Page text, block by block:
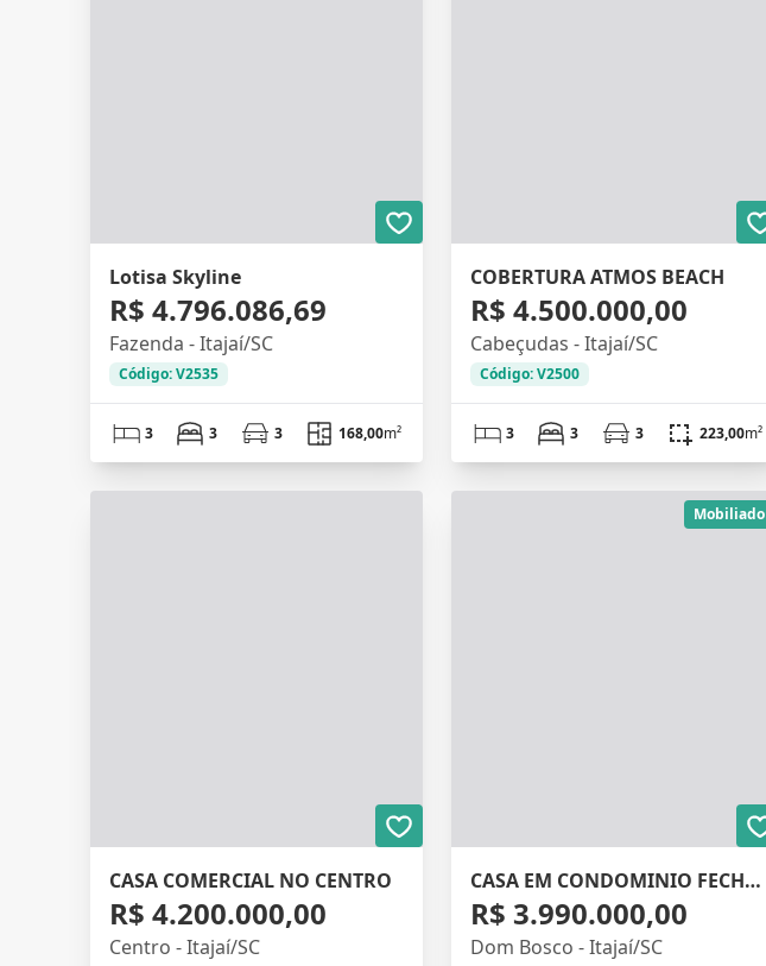
Lotisa Skyline
R$ 4.796.086,69
Fazenda - Itajaí/SC
Código: V2535
3 3 3 168,00m²
COBERTURA ATMOS BEACH
R$ 4.500.000,00
Cabeçudas - Itajaí/SC
Código: V2500
3 3 3 223,00m²
CASA COMERCIAL NO CENTRO
R$ 4.200.000,00
Centro - Itajaí/SC
Mobiliado
CASA EM CONDOMINIO FECHADO
R$ 3.990.000,00
Dom Bosco - Itajaí/SC